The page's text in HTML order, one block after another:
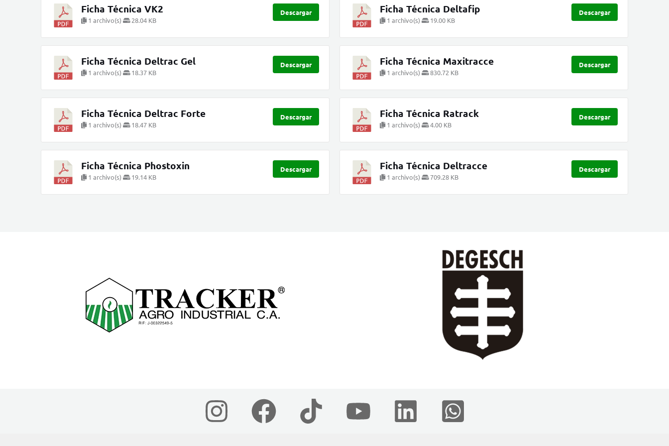
Ficha Técnica VK2
1 archivo(s) 28.04 KB
Descargar
Ficha Técnica Deltrac Gel
1 archivo(s) 18.37 KB
Descargar
Ficha Técnica Deltrac Forte
1 archivo(s) 18.47 KB
Descargar
Ficha Técnica Phostoxin
1 archivo(s) 19.14 KB
Descargar
Ficha Técnica Deltafip
1 archivo(s) 19.00 KB
Descargar
Ficha Técnica Maxitracce
1 archivo(s) 830.72 KB
Descargar
Ficha Técnica Ratrack
1 archivo(s) 4.00 KB
Descargar
Ficha Técnica Deltracce
1 archivo(s) 709.28 KB
Descargar